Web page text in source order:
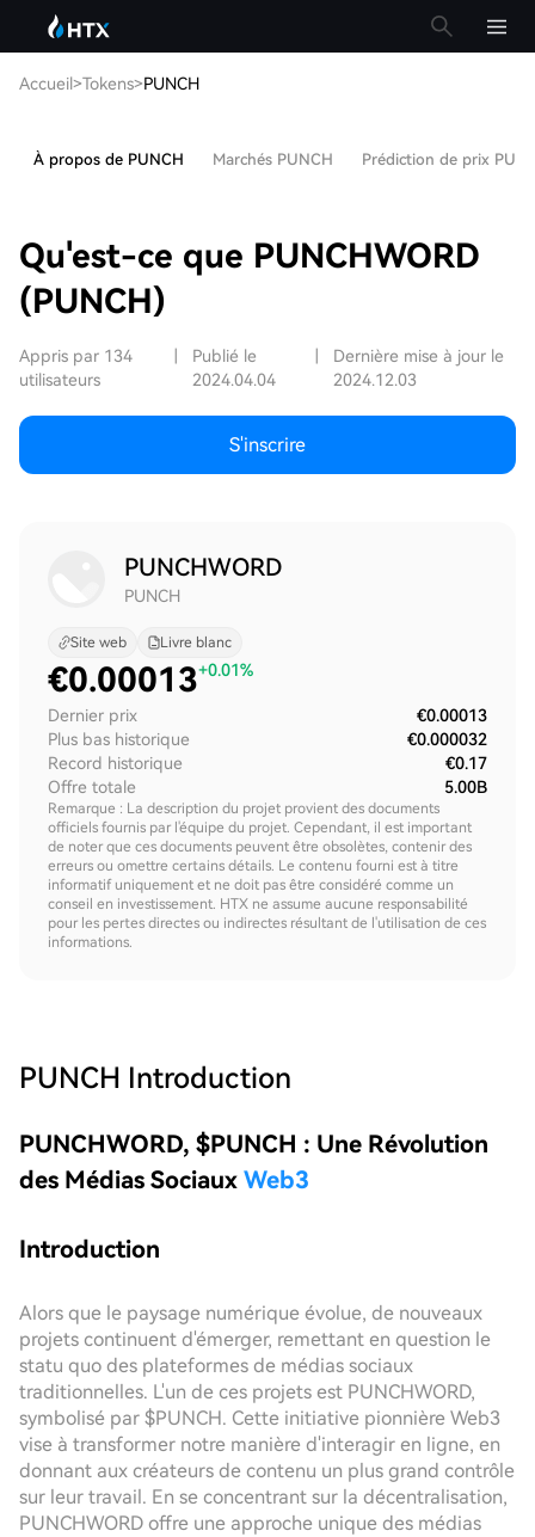
Accueil>Tokens>PUNCH
À propos de PUNCH Marchés PUNCH Prédiction de prix
Qu'est-ce que PUNCHWORD
(PUNCH)
Appris par 134
utilisateurs
Publié le
2024.04.04
Dernière mise à jour le
2024.12.03
S'inscrire
PUNCHWORD
PUNCH
Site web Livre blanc
€0.00013+0.01%
Dernier prix
€0.00013
Plus bas historique
€0.000032
Record historique
€0.17
Offre totale
5.00B
Remarque : La description du projet provient des documents
officiels fournis par l'équipe du projet. Cependant, il est important
de noter que ces documents peuvent être obsolètes, contenir des
erreurs ou omettre certains détails. Le contenu fourni est à titre
informatif uniquement et ne doit pas être considéré comme un
conseil en investissement. HTX ne assume aucune responsabilité
pour les pertes directes ou indirectes résultant de l'utilisation de ces
informations.
PUNCH Introduction
PUNCHWORD, $PUNCH : Une Révolution
des Médias Sociaux Web3
Introduction
Alors que le paysage numérique évolue, de nouveaux
projets continuent d'émerger, remettant en question le
statu quo des plateformes de médias sociaux
traditionnelles. L'un de ces projets est PUNCHWORD,
symbolisé par $PUNCH. Cette initiative pionnière Web3
vise à transformer notre manière d'interagir en ligne, en
donnant aux créateurs de contenu un plus grand contrôle
sur leur travail. En se concentrant sur la décentralisation,
PUNCHWORD offre une approche unique des médias